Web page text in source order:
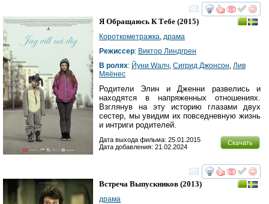
смотреть
Я Обращаюсь К Тебе (2015)
Короткометражка, драма
Режиссер: Виктор Линдгрен
В ролях: Йуни Wалч, Сигрид Джонсон, Лив
Мяёнес
Родители Элин и Дженни развелись и
находятся в напряженных отношениях.
Взглянув на эту историю глазами двух
сестер, мы увидим их повседневную жизнь
и интриги родителей.
Скачать
Дата выхода фильма: 25.01.2015
Дата добавления: 21.02.2024
смотреть
Встреча Выпускников (2013)
драма